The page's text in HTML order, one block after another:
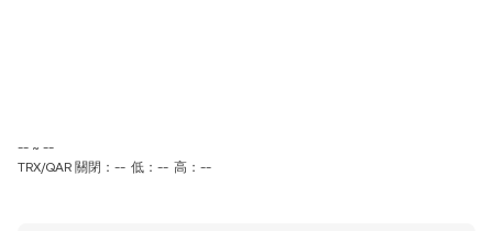
-- ~ --
TRX/QAR 關閉：-- 低：-- 高：--